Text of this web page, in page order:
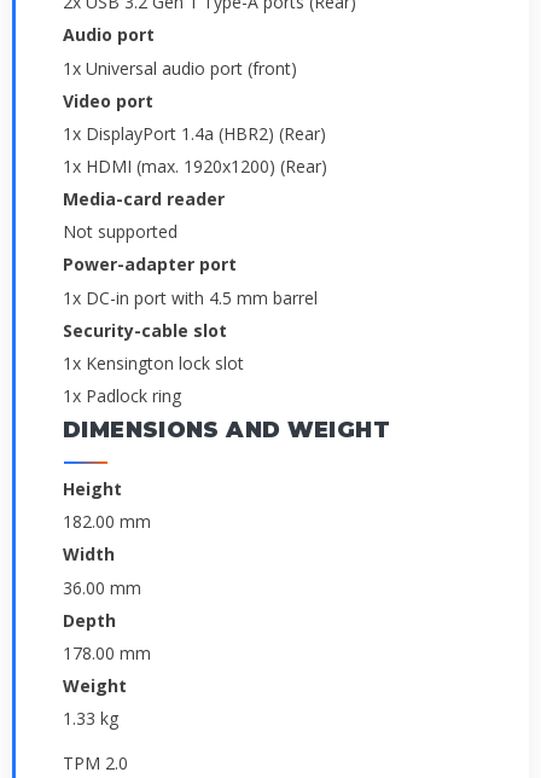
Audio port
1x Universal audio port (front)
Video port
1x DisplayPort 1.4a (HBR2) (Rear)
1x HDMI (max. 1920x1200) (Rear)
Media-card reader
Not supported
Power-adapter port
1x DC-in port with 4.5 mm barrel
Security-cable slot
1x Kensington lock slot
1x Padlock ring
DIMENSIONS AND WEIGHT
Height
182.00 mm
Width
36.00 mm
Depth
178.00 mm
Weight
1.33 kg
TPM 2.0